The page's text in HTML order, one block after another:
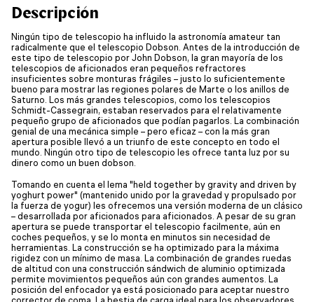
Descripción
Ningún tipo de telescopio ha influido la astronomía amateur tan
radicalmente que el telescopio Dobson. Antes de la introducción de
este tipo de telescopio por John Dobson, la gran mayoría de los
telescopios de aficionados eran pequeños refractores
insuficientes sobre monturas frágiles – justo lo suficientemente
bueno para mostrar las regiones polares de Marte o los anillos de
Saturno. Los más grandes telescopios, como los telescopios
Schmidt-Cassegrain, estaban reservados para el relativamente
pequeño grupo de aficionados que podían pagarlos. La combinación
genial de una mecánica simple – pero eficaz – con la más gran
apertura posible llevó a un triunfo de este concepto en todo el
mundo. Ningún otro tipo de telescopio les ofrece tanta luz por su
dinero como un buen dobson.
Tomando en cuenta el lema "held together by gravity and driven by
yoghurt power" (mantenido unido por la gravedad y propulsado por
la fuerza de yogur) les ofrecemos una versión moderna de un clásico
– desarrollada por aficionados para aficionados. A pesar de su gran
apertura se puede transportar el telescopio facilmente, aún en
coches pequeños, y se lo monta en minutos sin necesidad de
herramientas. La construcción se ha optimizado para la máxima
rigidez con un mínimo de masa. La combinación de grandes ruedas
de altitud con una construcción sándwich de aluminio optimizada
permite movimientos pequeños aún con grandes aumentos. La
posición del enfocador ya está posicionado para aceptar nuestro
corrector de coma. La bestia de carga ideal para los observadores